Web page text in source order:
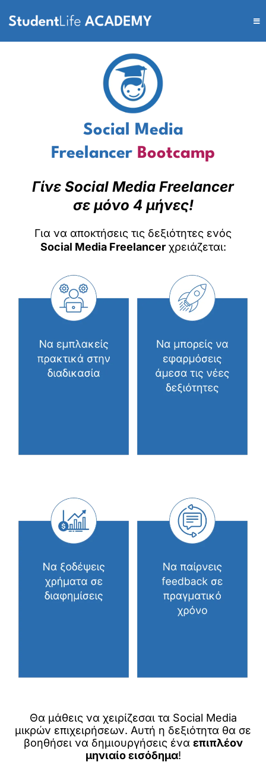
Social Media
Freelancer Bootcamp
Γίνε Social Media Freelancer
σε μόνο 4 μήνες!
Για να αποκτήσεις τις δεξιότητες ενός
Social Media Freelancerχρειάζεται:
Θα μάθεις να χειρίζεσαι τα Social Media
μικρών επιχειρήσεων. Αυτή η δεξιότητα θα σε
βοηθήσει να δημιουργήσεις ένα επιπλέον
μηνιαίο εισόδημα!